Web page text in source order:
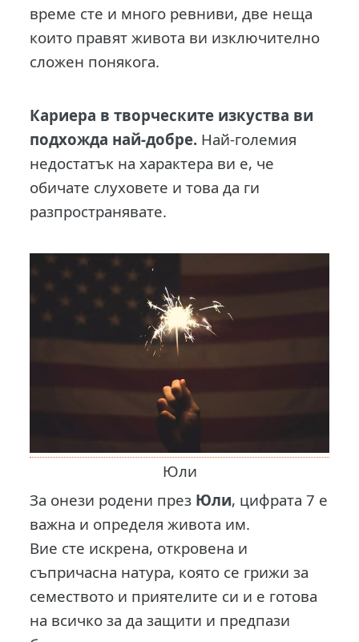
време сте и много ревниви, две неща
които правят живота ви изключително
сложен понякога.
Кариера в творческите изкуства ви
подхожда най-добре. Най-големия
недостатък на характера ви е, че
обичате слуховете и това да ги
разпространявате.
Юли
За онези родени през Юли, цифрата 7 е
важна и определя живота им.
Вие сте искрена, откровена и
съпричасна натура, която се грижи за
семеството и приятелите си и е готова
на всичко за да защити и предпази